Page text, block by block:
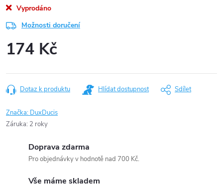
Vyprodáno
Možnosti doručení
174 Kč
cena:
Dotaz k produktu Hlídat dostupnost Sdílet
Značka: DuxDucis
Záruka: 2 roky
Doprava zdarma
Pro objednávky v hodnotě nad 700 Kč.
Vše máme skladem